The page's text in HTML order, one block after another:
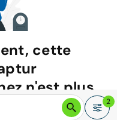
cette
n'est plus
2